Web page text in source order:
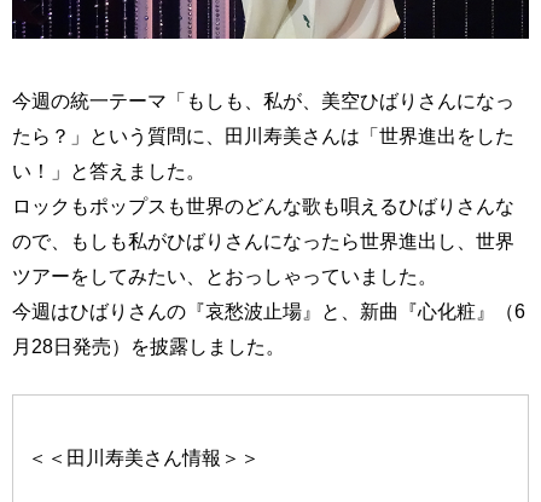
今週の統一テーマ「もしも、私が、美空ひばりさんになっ
たら？」という質問に、田川寿美さんは「世界進出をした
い！」と答えました。
ロックもポップスも世界のどんな歌も唄えるひばりさんな
ので、もしも私がひばりさんになったら世界進出し、世界
ツアーをしてみたい、とおっしゃっていました。
今週はひばりさんの『哀愁波止場』と、新曲『心化粧』（6
月28日発売）を披露しました。
＜＜田川寿美さん情報＞＞